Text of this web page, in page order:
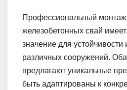
Профессиональный
железобетонных свай
значение для устойчивости
различных сооружений.
предлагают уникальные
быть адаптированы к